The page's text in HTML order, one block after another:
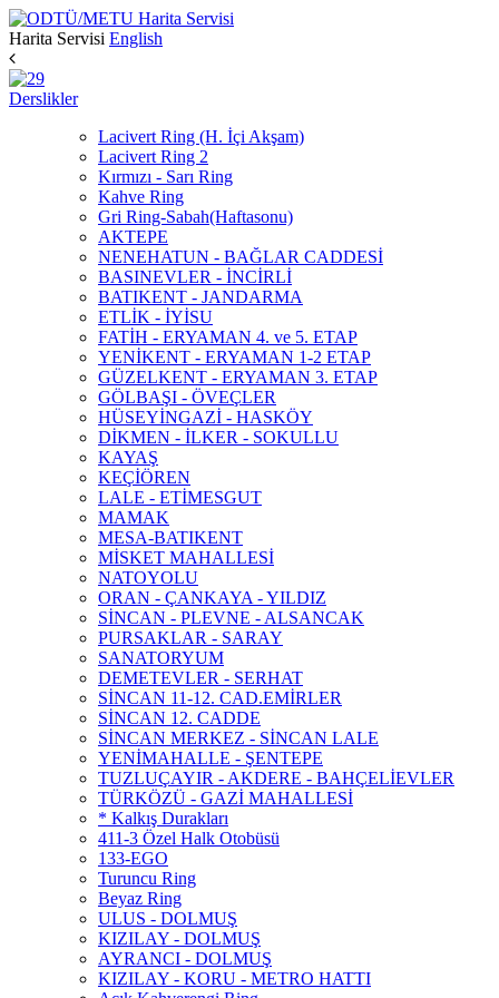
Harita Servisi English
Derslikler
Lacivert Ring (H. İçi Akşam)
Lacivert Ring 2
Kırmızı - Sarı Ring
Kahve Ring
Gri Ring-Sabah(Haftasonu)
AKTEPE
NENEHATUN - BAĞLAR CADDESİ
BASINEVLER - İNCİRLİ
BATIKENT - JANDARMA
ETLİK - İYİSU
FATİH - ERYAMAN 4. ve 5. ETAP
YENİKENT - ERYAMAN 1-2 ETAP
GÜZELKENT - ERYAMAN 3. ETAP
GÖLBAŞI - ÖVEÇLER
HÜSEYİNGAZİ - HASKÖY
DİKMEN - İLKER - SOKULLU
KAYAŞ
KEÇİÖREN
LALE - ETİMESGUT
MAMAK
MESA-BATIKENT
MİSKET MAHALLESİ
NATOYOLU
ORAN - ÇANKAYA - YILDIZ
SİNCAN - PLEVNE - ALSANCAK
PURSAKLAR - SARAY
SANATORYUM
DEMETEVLER - SERHAT
SİNCAN 11-12. CAD.EMİRLER
SİNCAN 12. CADDE
SİNCAN MERKEZ - SİNCAN LALE
YENİMAHALLE - ŞENTEPE
TUZLUÇAYIR - AKDERE - BAHÇELİEVLER
TÜRKÖZÜ - GAZİ MAHALLESİ
* Kalkış Durakları
411-3 Özel Halk Otobüsü
133-EGO
Turuncu Ring
Beyaz Ring
ULUS - DOLMUŞ
KIZILAY - DOLMUŞ
AYRANCI - DOLMUŞ
KIZILAY - KORU - METRO HATTI